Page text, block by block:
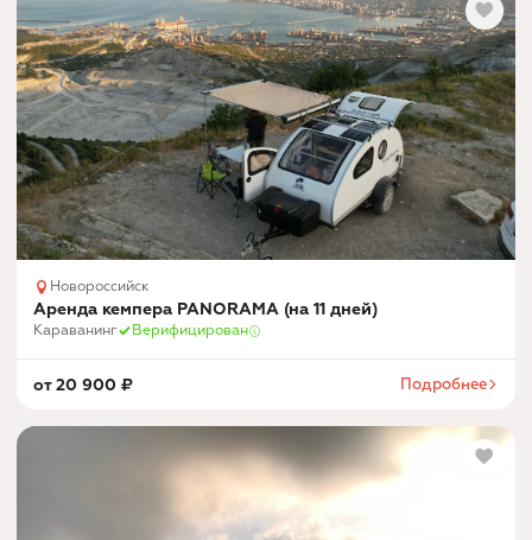
Новороссийск
Аренда кемпера PANORAMA (на 11 дней)
Караванинг Верифицирован
от20 900 ₽ Подробнее